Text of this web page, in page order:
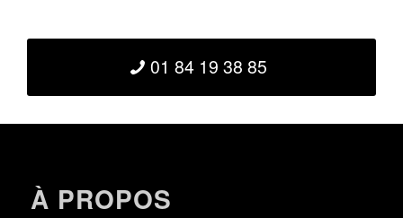
01 84 19 38 85
À PROPOS